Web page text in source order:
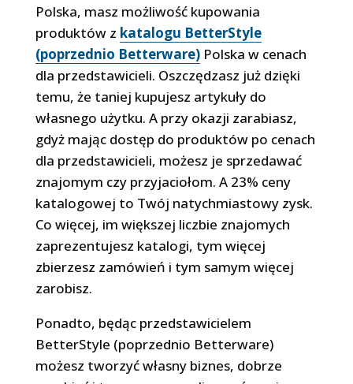
Polska, masz możliwość kupowania
produktów z katalogu BetterStyle
(poprzednio Betterware)Polska w cenach
dla przedstawicieli. Oszczędzasz już dzięki
temu, że taniej kupujesz artykuły do
własnego użytku. A przy okazji zarabiasz,
gdyż mając dostęp do produktów po cenach
dla przedstawicieli, możesz je sprzedawać
znajomym czy przyjaciołom. A 23% ceny
katalogowej to Twój natychmiastowy zysk.
Co więcej, im większej liczbie znajomych
zaprezentujesz katalogi, tym więcej
zbierzesz zamówień i tym samym więcej
zarobisz.
Ponadto, będąc przedstawicielem
BetterStyle (poprzednio Betterware)
możesz tworzyć własny biznes, dobrze